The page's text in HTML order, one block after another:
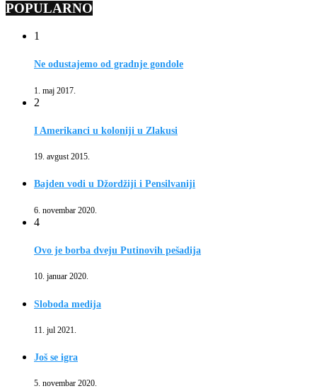
POPULARNO
1
Ne odustajemo od gradnje gondole
1. maj 2017.
2
I Amerikanci u koloniji u Zlakusi
19. avgust 2015.
Bajden vodi u Džordžiji i Pensilvaniji
6. novembar 2020.
4
Ovo je borba dveju Putinovih pešadija
10. januar 2020.
Sloboda medija
11. jul 2021.
Još se igra
5. novembar 2020.